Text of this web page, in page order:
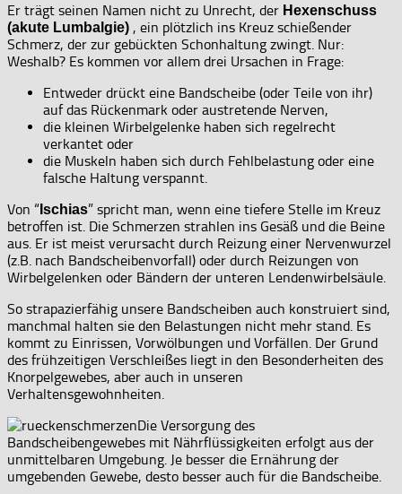
Er trägt seinen Namen nicht zu Unrecht, der Hexenschuss
(akute Lumbalgie) , ein plötzlich ins Kreuz schießender
Schmerz, der zur gebückten Schonhaltung zwingt. Nur:
Weshalb? Es kommen vor allem drei Ursachen in Frage:
Entweder drückt eine Bandscheibe (oder Teile von ihr)
auf das Rückenmark oder austretende Nerven,
die kleinen Wirbelgelenke haben sich regelrecht
verkantet oder
die Muskeln haben sich durch Fehlbelastung oder eine
falsche Haltung verspannt.
Von “ Ischias” spricht man, wenn eine tiefere Stelle im Kreuz
betroffen ist. Die Schmerzen strahlen ins Gesäß und die Beine
aus. Er ist meist verursacht durch Reizung einer Nervenwurzel
(z.B. nach Bandscheibenvorfall) oder durch Reizungen von
Wirbelgelenken oder Bändern der unteren Lendenwirbelsäule.
So strapazierfähig unsere Bandscheiben auch konstruiert sind,
manchmal halten sie den Belastungen nicht mehr stand. Es
kommt zu Einrissen, Vorwölbungen und Vorfällen. Der Grund
des frühzeitigen Verschleißes liegt in den Besonderheiten des
Knorpelgewebes, aber auch in unseren
Verhaltensgewohnheiten.
Die Versorgung des
Bandscheibengewebes mit Nährflüssigkeiten erfolgt aus der
unmittelbaren Umgebung. Je besser die Ernährung der
umgebenden Gewebe, desto besser auch für die Bandscheibe.